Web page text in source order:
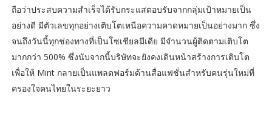
ถือว่าประสบความสำเร็จได้รับกระแสตอบรับจากกลุ่มเป้าหมายเป็น
อย่างดี มีตัวเลขทุกอย่างเติบโตเหนือความคาดหมายเป็นอย่างมาก ซึ่ง
จนถึงวันนี้ทุกช่องทางที่เป็นโซเชียลมีเดีย มีจำนวนผู้ติดตามเติบโต
มากกว่า 500% ซึ่งนับจากนี้บริษัทจะยังคงเดินหน้าสร้างการเติบโต
เพื่อให้ Mint กลายเป็นแพลตฟอร์มด้านสื่อแฟชั่นสำหรับคนรุ่นใหม่ที่
ครองใจคนไทยในระยะยาว